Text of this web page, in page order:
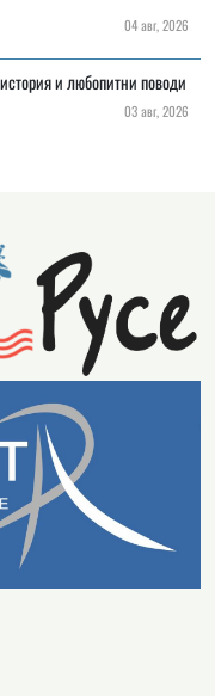
04 авг, 2026
и любопитни поводи
03 авг, 2026